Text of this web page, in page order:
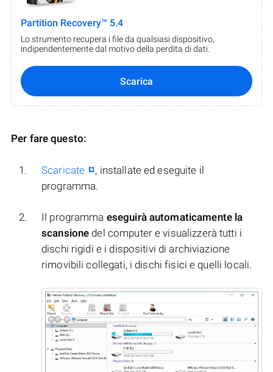
Partition Recovery™ 5.4
Lo strumento recupera i file da qualsiasi dispositivo,
indipendentemente dal motivo della perdita di dati.
Scarica
Per fare questo:
Scaricate
, installate ed eseguite il
programma.
Il programma eseguirà automaticamente la
scansione del computer e visualizzerà tutti i
dischi rigidi e i dispositivi di archiviazione
rimovibili collegati, i dischi fisici e quelli locali.